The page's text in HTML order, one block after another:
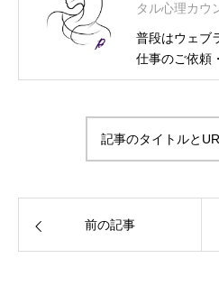
タル心理カウ
普段はウェブ
仕事のご依頼
カウンセラー
イター メンタ
ンガーカウン
書・HSS型
字中毒
記事のタイトルと
前の記事